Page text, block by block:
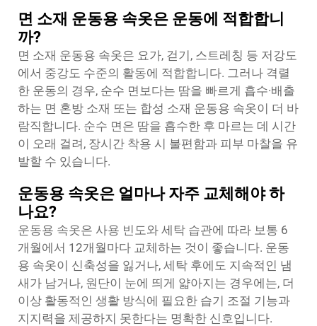
면 소재 운동용 속옷은 운동에 적합합니
까?
면 소재 운동용 속옷은 요가, 걷기, 스트레칭 등 저강도
에서 중강도 수준의 활동에 적합합니다. 그러나 격렬
한 운동의 경우, 순수 면보다는 땀을 빠르게 흡수·배출
하는 면 혼방 소재 또는 합성 소재 운동용 속옷이 더 바
람직합니다. 순수 면은 땀을 흡수한 후 마르는 데 시간
이 오래 걸려, 장시간 착용 시 불편함과 피부 마찰을 유
발할 수 있습니다.
운동용 속옷은 얼마나 자주 교체해야 하
나요?
운동용 속옷은 사용 빈도와 세탁 습관에 따라 보통 6
개월에서 12개월마다 교체하는 것이 좋습니다. 운동
용 속옷이 신축성을 잃거나, 세탁 후에도 지속적인 냄
새가 남거나, 원단이 눈에 띄게 얇아지는 경우에는, 더
이상 활동적인 생활 방식에 필요한 습기 조절 기능과
지지력을 제공하지 못한다는 명확한 신호입니다.